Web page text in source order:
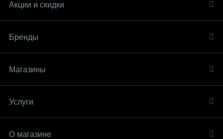
Акции и скидки
Бренды
Магазины
Услуги
О магазине